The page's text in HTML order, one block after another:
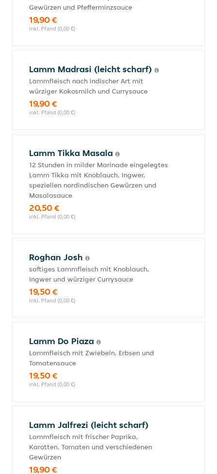
Gewürzen und Pfefferminzsauce
19,90 €
inkl. Pfand (0,00 €)
Lamm Madrasi (leicht scharf)
Lammfleisch nach indischer Art mit
würziger Kokosmilch und Currysauce
19,90 €
inkl. Pfand (0,00 €)
Lamm Tikka Masala
12 Stunden in milder Marinade eingelegtes
Lamm Tikka mit Knoblauch, Ingwer,
speziellen nordindischen Gewürzen und
Masalasauce
20,50 €
inkl. Pfand (0,00 €)
Roghan Josh
saftiges Lammfleisch mit Knoblauch,
Ingwer und würziger Currysauce
19,50 €
inkl. Pfand (0,00 €)
Lamm Do Piaza
Lammfleisch mit Zwiebeln, Erbsen und
Tomatensauce
19,50 €
inkl. Pfand (0,00 €)
Lamm Jalfrezi (leicht scharf)
Lammfleisch mit frischer Paprika,
Karotten, Tomaten und verschiedenen
Gewürzen
19,90 €